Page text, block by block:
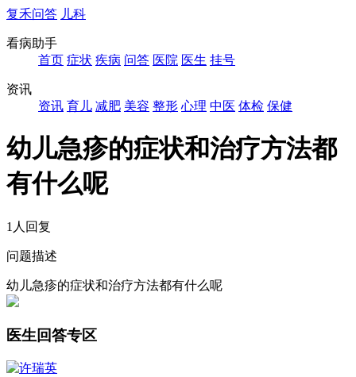
复禾问答 儿科
看病助手
首页 症状 疾病 问答 医院 医生 挂号
资讯
资讯 育儿 减肥 美容 整形 心理 中医 体检 保健
幼儿急疹的症状和治疗方法都
有什么呢
1人回复
问题描述
幼儿急疹的症状和治疗方法都有什么呢
医生回答专区